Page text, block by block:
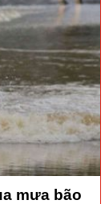
mưa bão